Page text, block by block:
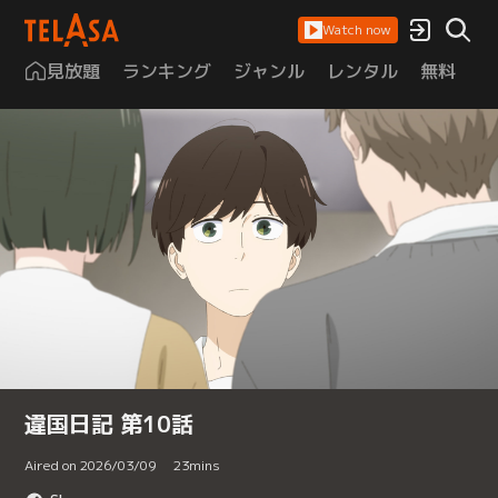
Watch now
見放題 ランキング ジャンル レンタル 無料
違国日記 第10話
Aired on 2026/03/09 23mins